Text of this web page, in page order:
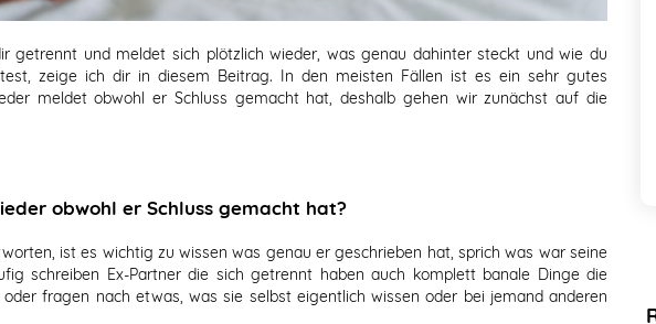
getrennt und meldet sich plötzlich wieder, was genau dahinter steckt und wie du
zeige ich dir in diesem Beitrag. In den meisten Fällen ist es ein sehr gutes
meldet obwohl er Schluss gemacht hat, deshalb gehen wir zunächst auf die
obwohl er Schluss gemacht hat?
ist es wichtig zu wissen was genau er geschrieben hat, sprich was war seine
schreiben Ex-Partner die sich getrennt haben auch komplett banale Dinge die
fragen nach etwas, was sie selbst eigentlich wissen oder bei jemand anderen